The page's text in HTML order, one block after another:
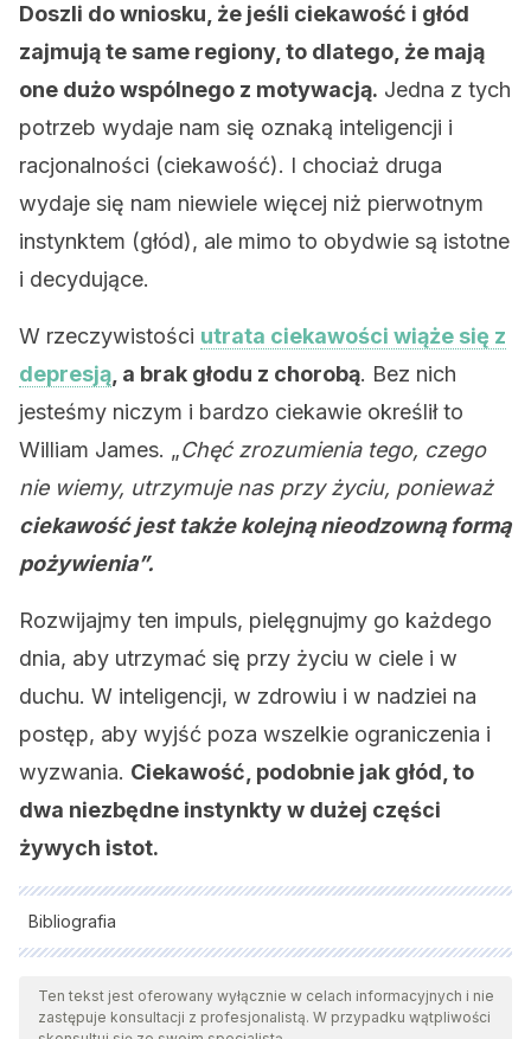
Doszli do wniosku, że jeśli ciekawość i głód
zajmują te same regiony, to dlatego, że mają
one dużo wspólnego z motywacją. Jedna z tych
potrzeb wydaje nam się oznaką inteligencji i
racjonalności (ciekawość). I chociaż druga
wydaje się nam niewiele więcej niż pierwotnym
instynktem (głód), ale mimo to obydwie są istotne
i decydujące.
W rzeczywistości utrata ciekawości wiąże się z
depresją , a brak głodu z chorobą. Bez nich
jesteśmy niczym i bardzo ciekawie określił to
William James. „Chęć zrozumienia tego, czego
nie wiemy, utrzymuje nas przy życiu, ponieważ
ciekawość jest także kolejną nieodzowną formą
pożywienia”.
Rozwijajmy ten impuls, pielęgnujmy go każdego
dnia, aby utrzymać się przy życiu w ciele i w
duchu. W inteligencji, w zdrowiu i w nadziei na
postęp, aby wyjść poza wszelkie ograniczenia i
wyzwania. Ciekawość, podobnie jak głód, to
dwa niezbędne instynkty w dużej części
żywych istot.
Bibliografia
Wszystkie cytowane źródła zostały gruntownie
przeanalizowane przez nasz zespół w celu zapewnienia ich
jakości, wiarygodności, aktualności i ważności. Bibliografia
Ten tekst jest oferowany wyłącznie w celach informacyjnych i nie
zastępuje konsultacji z profesjonalistą. W przypadku wątpliwości